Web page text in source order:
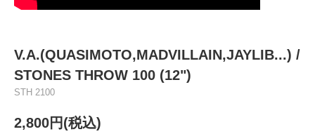
V.A.(QUASIMOTO,MADVILLAIN,JAYLIB...) /
STONES THROW 100 (12")
STH 2100
2,800円(税込)